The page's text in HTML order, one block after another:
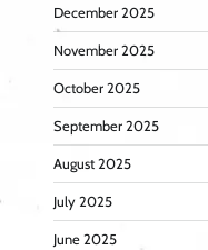
December 2025
November 2025
October 2025
September 2025
August 2025
July 2025
June 2025